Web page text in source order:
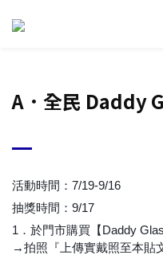
A．全民 Daddy
活動時間：7/19-9/16
抽獎時間：9/17
1．於門市購買【Daddy
→拍照『上傳實戴照至本貼